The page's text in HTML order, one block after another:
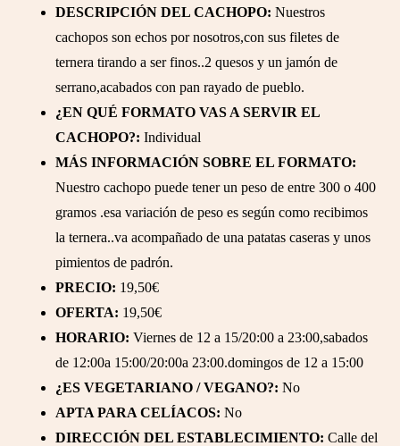
DESCRIPCIÓN DEL CACHOPO: Nuestros
cachopos son echos por nosotros,con sus filetes de
ternera tirando a ser finos..2 quesos y un jamón de
serrano,acabados con pan rayado de pueblo.
¿EN QUÉ FORMATO VAS A SERVIR EL
CACHOPO?: Individual
MÁS INFORMACIÓN SOBRE EL FORMATO:
Nuestro cachopo puede tener un peso de entre 300 o 400
gramos .esa variación de peso es según como recibimos
la ternera..va acompañado de una patatas caseras y unos
pimientos de padrón.
PRECIO: 19,50€
OFERTA: 19,50€
HORARIO: Viernes de 12 a 15/20:00 a 23:00,sabados
de 12:00a 15:00/20:00a 23:00.domingos de 12 a 15:00
¿ES VEGETARIANO / VEGANO?: No
APTA PARA CELÍACOS: No
DIRECCIÓN DEL ESTABLECIMIENTO: Calle del